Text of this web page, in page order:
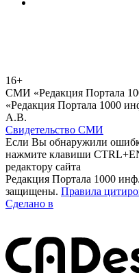
16+
СМИ «Редакция Портала
«Редакция Портала 1000
А.В.
Свидетельство СМИ
Если Вы обнаружили
нажмите клавиши
редактору сайта
Редакция Портала 1000
защищены. Правила
Сделано в